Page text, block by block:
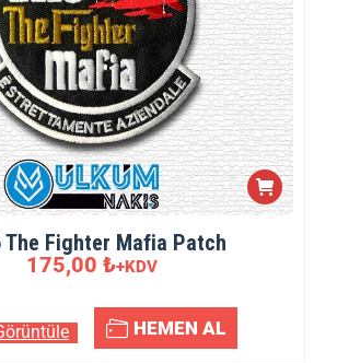
The Fighter Mafia Patch
175,00 ₺+KDV
HEMEN AL